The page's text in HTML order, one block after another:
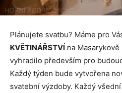
Plánujete svatbu? Máme pro
KVĚTINÁŘSTVÍ na
vyhradilo především pro
Každý týden bude vytvořena
svatební výzdoby. Každý